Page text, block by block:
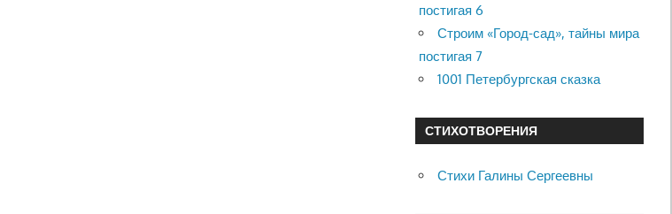
постигая 6
Строим «Город-сад», тайны мира
постигая 7
1001 Петербургская сказка
СТИХОТВОРЕНИЯ
Стихи Галины Сергеевны